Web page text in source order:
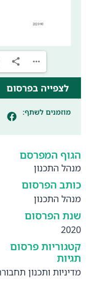
לצפייה בפרסום
מוזמנים לשתף:
הגוף המפרסם
מנהל התכנון
כותב הפרסום
מנהל התכנון
שנת הפרסום
2020
קטגוריות פרסום
תגיות
מדיניות ותכנון